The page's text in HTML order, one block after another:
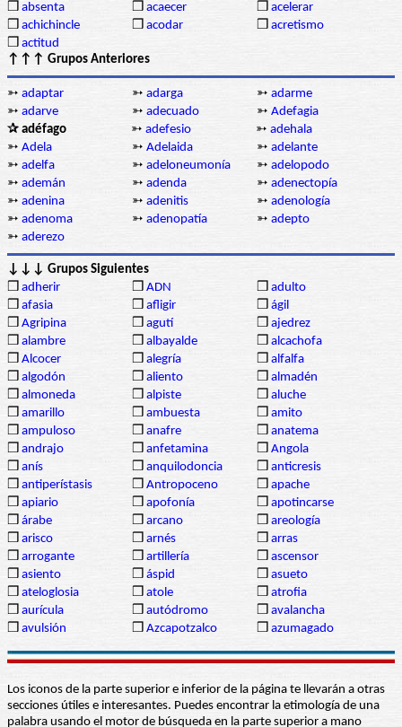
❒ absenta ❒ acaecer ❒ acelerar
❒ achichincle ❒ acodar ❒ acretismo
❒ actitud
↑↑↑ Grupos Anteriores
➳ adaptar ➳ adarga ➳ adarme
➳ adarve ➳ adecuado ➳ Adefagia
✰ adéfago
➳ adefesio ➳ adehala
➳ Adela ➳ Adelaida ➳ adelante
➳ adelfa ➳ adeloneumonía ➳ adelopodo
➳ ademán ➳ adenda ➳ adenectopía
➳ adenina ➳ adenitis ➳ adenología
➳ adenoma ➳ adenopatía ➳ adepto
➳ aderezo
↓↓↓ Grupos Siguientes
❒ adherir ❒ ADN ❒ adulto
❒ afasia ❒ afligir ❒ ágil
❒ Agripina ❒ agutí ❒ ajedrez
❒ alambre ❒ albayalde ❒ alcachofa
❒ Alcocer ❒ alegría ❒ alfalfa
❒ algodón ❒ aliento ❒ almadén
❒ almoneda ❒ alpiste ❒ aluche
❒ amarillo ❒ ambuesta ❒ amito
❒ ampuloso ❒ anafre ❒ anatema
❒ andrajo ❒ anfetamina ❒ Angola
❒ anís ❒ anquilodoncia ❒ anticresis
❒ antiperístasis ❒ Antropoceno ❒ apache
❒ apiario ❒ apofonía ❒ apotincarse
❒ árabe ❒ arcano ❒ areología
❒ arisco ❒ arnés ❒ arras
❒ arrogante ❒ artillería ❒ ascensor
❒ asiento ❒ áspid ❒ asueto
❒ ateloglosia ❒ atole ❒ atrofia
❒ aurícula ❒ autódromo ❒ avalancha
❒ avulsión ❒ Azcapotzalco ❒ azumagado
Los iconos de la parte superior e inferior de la página te llevarán a otras
secciones útiles e interesantes. Puedes encontrar la etimología de una
palabra usando el motor de búsqueda en la parte superior a mano